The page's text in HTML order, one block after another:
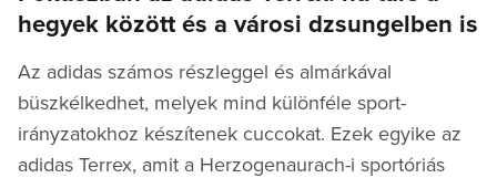
hegyek között és a városi dzsungelben is
Az adidas számos részleggel és almárkával
büszkélkedhet, melyek mind különféle sport-
irányzatokhoz készítenek cuccokat. Ezek egyike az
adidas Terrex, amit a Herzogenaurach-i sportóriás